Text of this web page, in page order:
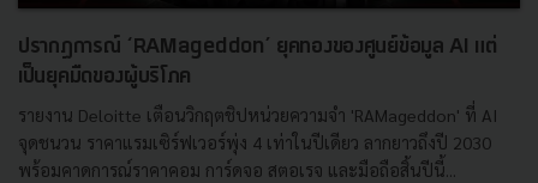
ปรากฏการณ์ ‘RAMageddon’ ยุคทองของศูนย์ข้อมูล AI แต่
เป็นยุคมืดของผู้บริโภค
รายงาน Deloitte เตือนวิกฤตชิปหน่วยความจำ 'RAMageddon' ที่ AI
จุดชนวน ราคาแรมเซิร์ฟเวอร์พุ่ง 4 เท่าในปีเดียว ลากยาวถึงปี 2030
พร้อมคาดการณ์ราคาคอม การ์ดจอ สตอเรจ และมือถือสิ้นปีนี้...